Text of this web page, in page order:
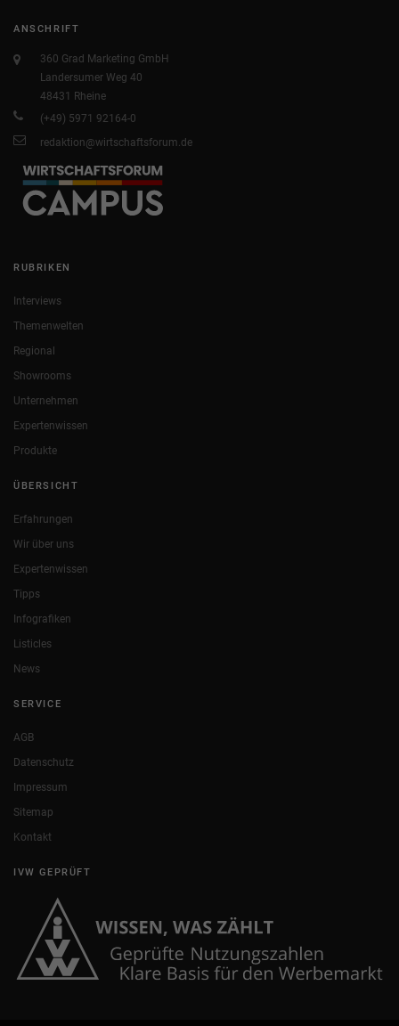
ANSCHRIFT
360 Grad Marketing GmbH
Landersumer Weg 40
48431 Rheine
(+49) 5971 92164-0
redaktion@wirtschaftsforum.de
RUBRIKEN
Interviews
Themenwelten
Regional
Showrooms
Unternehmen
Expertenwissen
Produkte
ÜBERSICHT
Erfahrungen
Wir über uns
Expertenwissen
Tipps
Infografiken
Listicles
News
SERVICE
AGB
Datenschutz
Impressum
Sitemap
Kontakt
IVW GEPRÜFT